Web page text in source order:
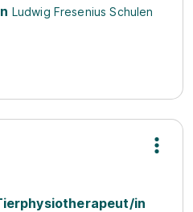
Ludwig Fresenius Schulen
in